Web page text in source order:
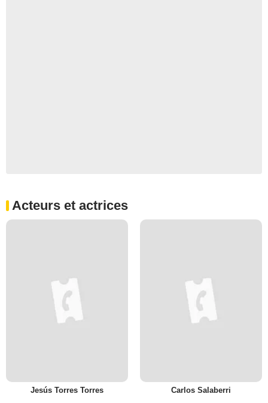
Acteurs et actrices
Jesús Torres Torres Carlos Salaberri